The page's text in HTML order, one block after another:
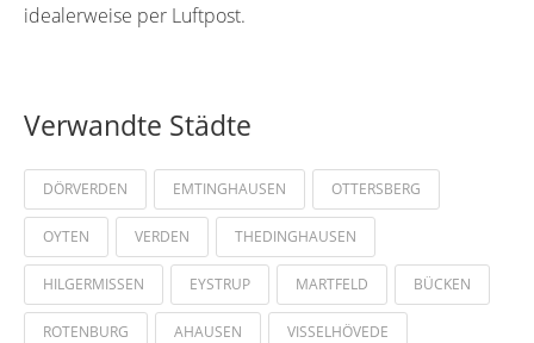
idealerweise per Luftpost.
Verwandte Städte
DÖRVERDEN EMTINGHAUSEN OTTERSBERG
OYTEN VERDEN THEDINGHAUSEN
HILGERMISSEN EYSTRUP MARTFELD BÜCKEN
ROTENBURG AHAUSEN VISSELHÖVEDE